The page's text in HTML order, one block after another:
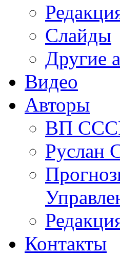
Слайды
Другие
Видео
Авторы
ВП
Руслан
Контакты